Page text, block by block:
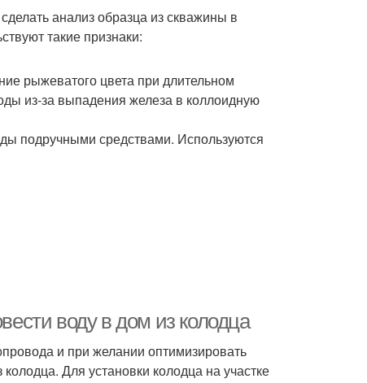
анализ образца из скважины в
такие признаки:
рыжеватого цвета при длительном
из-за выпадения железа в коллоидную
подручными средствами. Используются
воду в дом из колодца
и при желании оптимизировать
Для установки колодца на участке